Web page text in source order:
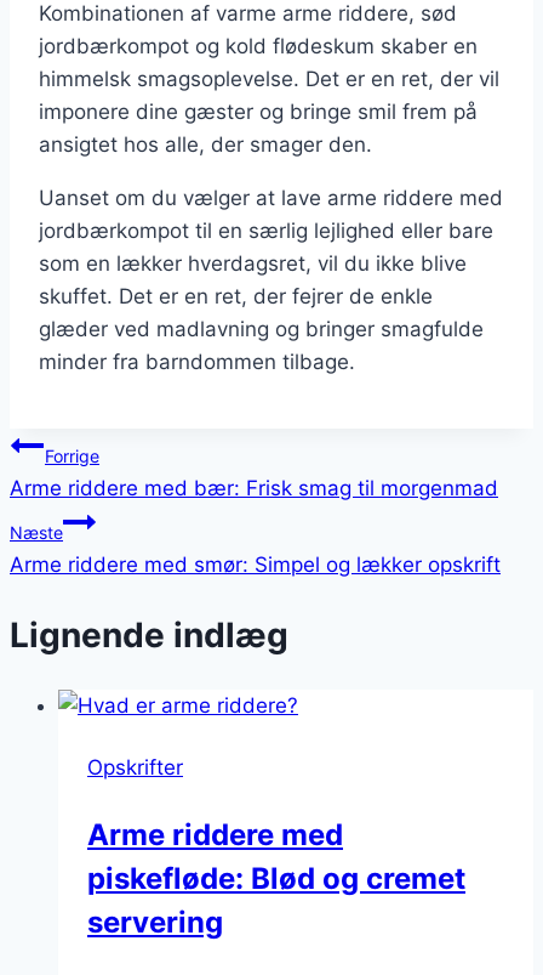
Kombinationen af varme arme riddere, sød
jordbærkompot og kold flødeskum skaber en
himmelsk smagsoplevelse. Det er en ret, der vil
imponere dine gæster og bringe smil frem på
ansigtet hos alle, der smager den.
Uanset om du vælger at lave arme riddere med
jordbærkompot til en særlig lejlighed eller bare
som en lækker hverdagsret, vil du ikke blive
skuffet. Det er en ret, der fejrer de enkle
glæder ved madlavning og bringer smagfulde
minder fra barndommen tilbage.
Indlægsnavigation
Forrige
Arme riddere med bær: Frisk smag til morgenmad
Næste
Arme riddere med smør: Simpel og lækker opskrift
Lignende indlæg
Opskrifter
Arme riddere med
piskefløde: Blød og cremet
servering